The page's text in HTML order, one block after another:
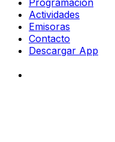
Programación
Actividades
Emisoras
Contacto
Descargar App